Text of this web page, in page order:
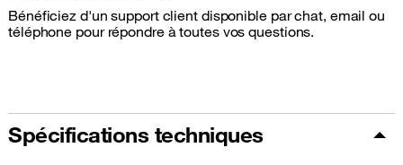
Bénéficiez d'un support client disponible par chat, email ou
téléphone pour répondre à toutes vos questions.
Spécifications techniques